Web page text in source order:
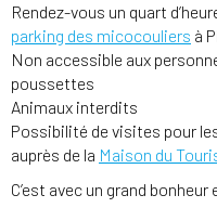
Rendez-vous un quart
parking des micocouliers à
Non accessible aux
poussettes
Animaux interdits
Possibilité de visites pour
auprès de la Maison du
C’est avec un grand